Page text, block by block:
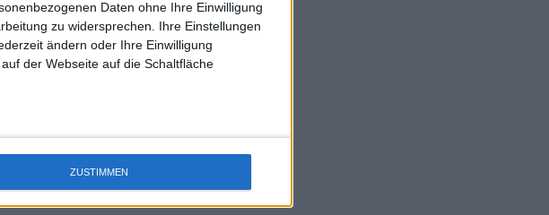
Daten ohne Ihre Einwilligung
zu widersprechen. Ihre Einstellungen
ändern oder Ihre Einwilligung
der Webseite auf die Schaltfläche
ZUSTIMMEN
ein
uss J-L-Struff wahrscheinlich morge 3 Spiele absolvieren (2.
mal Einzel 1x Doppel) dank der hervorragenden Unterstützung
des Kommentators für F-A-A